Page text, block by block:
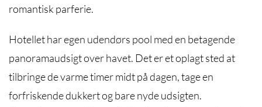
romantisk parferie.
Hotellet har egen udendørs pool med en betagende
panoramaudsigt over havet. Det er et oplagt sted at
tilbringe de varme timer midt på dagen, tage en
forfriskende dukkert og bare nyde udsigten.